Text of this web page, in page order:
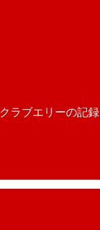
クラブエリーの記録